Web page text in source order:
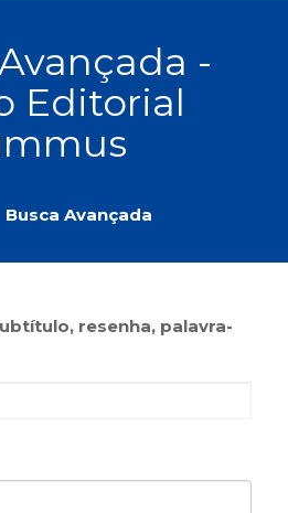
-
Editorial
Busca Avançada
resenha, palavra-